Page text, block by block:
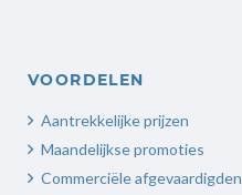
VOORDELEN
Aantrekkelijke prijzen
Maandelijkse promoties
Commerciële afgevaardigden